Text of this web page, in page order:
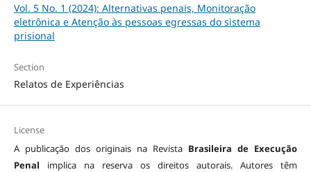
Vol. 5 No. 1 (2024): Alternativas penais, Monitoração
eletrônica e Atenção às pessoas egressas do sistema
prisional
Section
Relatos de Experiências
License
A publicação dos originais na Revista Brasileira de Execução
Penal implica na reserva os direitos autorais. Autores têm